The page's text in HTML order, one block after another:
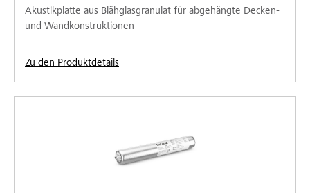
Akustikplatte aus Blähglasgranulat für abgehängte Decken-
und Wandkonstruktionen
Zu den Produktdetails